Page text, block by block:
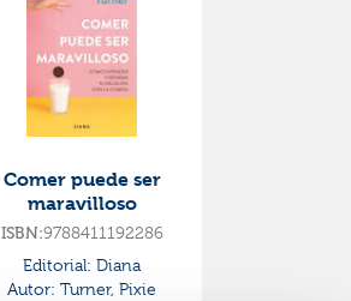
Comer puede ser
maravilloso
ISBN:9788411192286
Editorial: Diana
Autor: Turner, Pixie